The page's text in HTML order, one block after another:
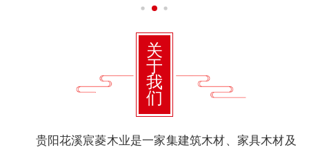
关
于
我
们
贵阳花溪宸菱木业是一家集建筑木材、家具木材及